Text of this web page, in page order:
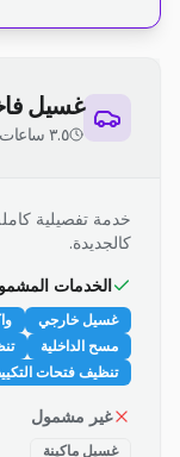
غسيل
٣.٥ ساعات
خدمة تفصيلية
كالجديدة.
الخدمات
غسيل خارجي
مسح الداخلية
تنظيف فتحات
غير مشمول
غسيل ماكينة